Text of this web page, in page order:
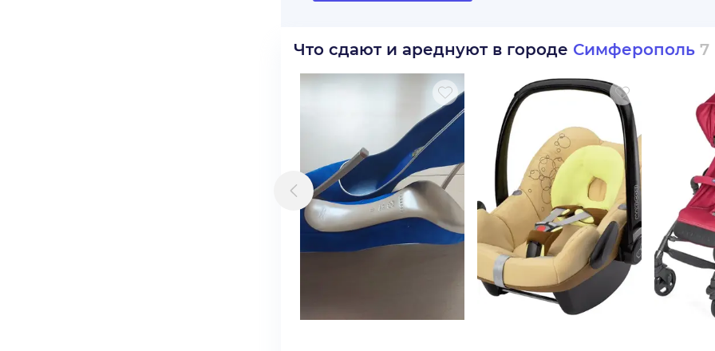
Что сдают и ареднуют в городе Симферополь 7